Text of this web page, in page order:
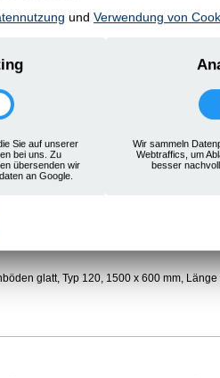
Typ 120, 1500 x 600 mm, Länge
gelocht, Ø 24 mm, Typ 120, 1500 x 600
glatt, Typ 120, 1500 x 600 mm,
und Verwendung von
Sie auf unserer
bei uns. Zu
übersenden wir
an Google.
Wir sammeln
Webtraffics, um
besser